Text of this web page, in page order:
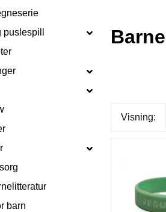
barn
Visning: